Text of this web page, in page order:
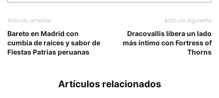
Artículo anterior
Bareto en Madrid con
cumbia de raíces y sabor de
Fiestas Patrias peruanas
Artículo siguiente
Dracovallis libera un lado
más íntimo con Fortress of
Thorns
Artículos relacionados